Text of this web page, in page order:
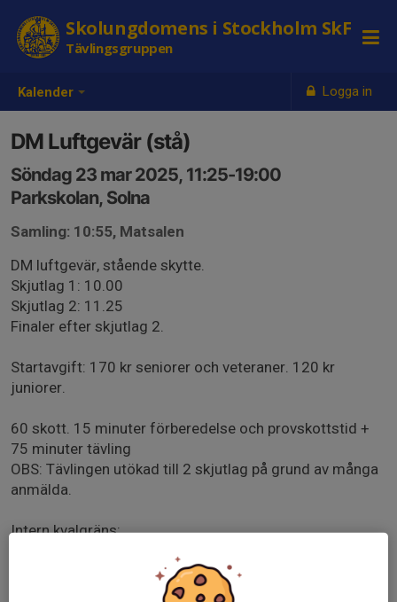
Kalender Logga in
Skolungdomens i Stockholm SkF
Tävlingsgruppen
DM Luftgevär (stå)
Söndag 23 mar 2025, 11:25-19:00
Parkskolan, Solna
Samling: 10:55, Matsalen
DM luftgevär, stående skytte.
Skjutlag 1: 10.00
Skjutlag 2: 11.25
Finaler efter skjutlag 2.
Startavgift: 170 kr seniorer och veteraner. 120 kr
juniorer.
60 skott. 15 minuter förberedelse och provskottstid +
75 minuter tävling
OBS: Tävlingen utökad till 2 skjutlag på grund av många
anmälda.
Intern kvalgräns:
denna tävling införa en intern kvalgräns på 540. Ted och
Elinor håller koll på resultaten och informerar de skyttar